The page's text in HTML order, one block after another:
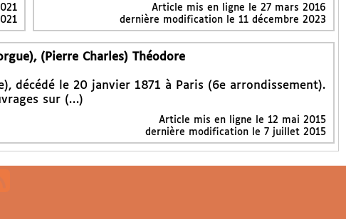
Article mis en ligne le27 mars 2016
dernière modification le 11 décembre 2023
(Pierre Charles) Théodore
décédé le 20 janvier 1871 à Paris (6e arrondissement).
sur (…)
Article mis en ligne le 12 mai 2015
dernière modification le 7 juillet 2015